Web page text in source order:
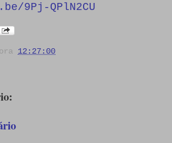
9Pj-QPlN2CU
12:27:00